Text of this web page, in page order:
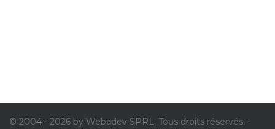
© 2004 - 2026 by Webadev SPRL. Tous droits réservés. -